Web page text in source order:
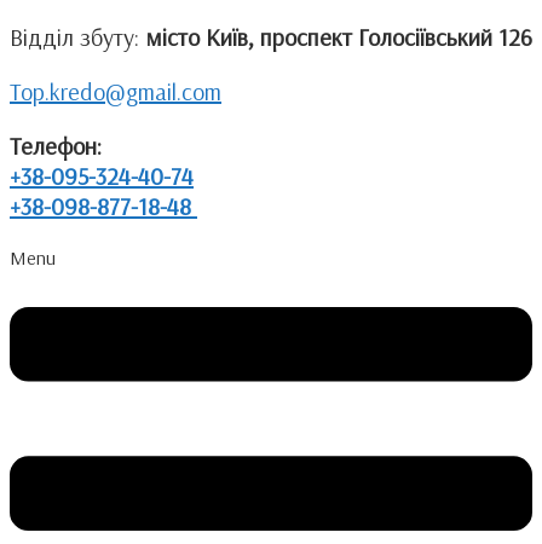
Відділ збуту: місто Київ, проспект Голосіївський 126
Top.kredo@gmail.com
Телефон:
+38-095-324-40-74
+38-098-877-18-48
Menu